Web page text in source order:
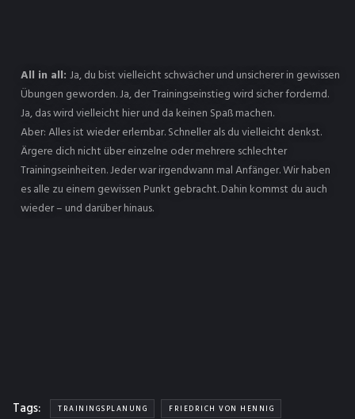
All in all: Ja, du bist vielleicht schwächer und unsicherer in gewissen
Übungen geworden. Ja, der Trainingseinstieg wird sicher fordernd.
Ja, das wird vielleicht hier und da keinen Spaß machen.
Aber: Alles ist wieder erlernbar. Schneller als du vielleicht denkst.
Ärgere dich nicht über einzelne oder mehrere schlechter
Trainingseinheiten. Jeder war irgendwann mal Anfänger. Wir haben
es alle zu einem gewissen Punkt gebracht. Dahin kommst du auch
wieder – und darüber hinaus.
Tags: TRAININGSPLANUNG FRIEDRICH VON HENNIG